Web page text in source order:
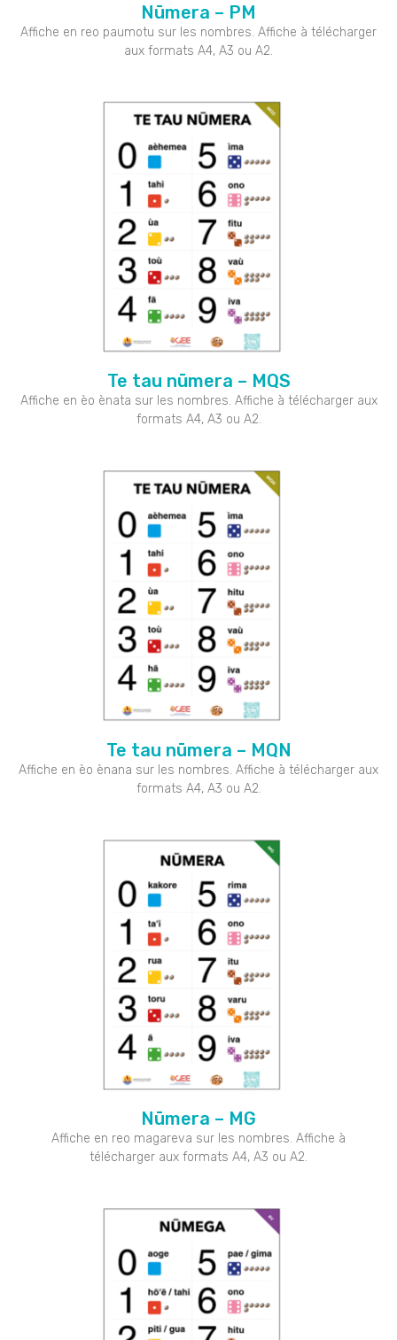
Nūmera – PM
Affiche en reo paumotu sur les nombres. Affiche à télécharger
aux formats A4, A3 ou A2.
Te tau nūmera – MQS
Affiche en èo ènata sur les nombres. Affiche à télécharger aux
formats A4, A3 ou A2.
Te tau nūmera – MQN
Affiche en èo ènana sur les nombres. Affiche à télécharger aux
formats A4, A3 ou A2.
Nūmera – MG
Affiche en reo magareva sur les nombres. Affiche à
télécharger aux formats A4, A3 ou A2.